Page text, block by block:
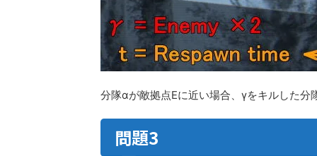
分隊αが敵拠点Eに近い場合、γをキルした分
問題3